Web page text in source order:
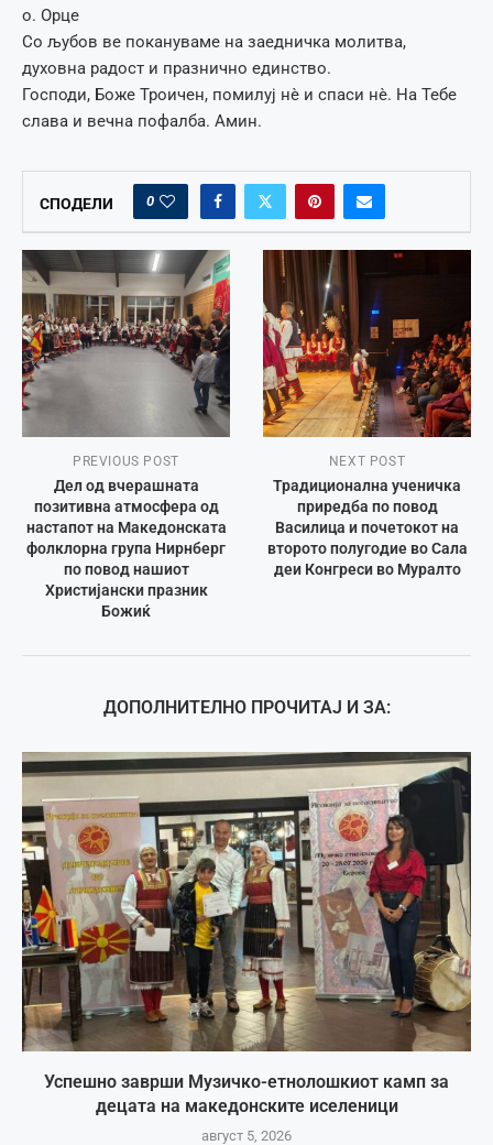
о. Орце
Со љубов ве покануваме на заедничка молитва,
духовна радост и празнично единство.
Господи, Боже Троичен, помилуј нè и спаси нè. На Тебе
слава и вечна пофалба. Амин.
СПОДЕЛИ 0
PREVIOUS POST
Дел од вчерашната
позитивна атмосфера од
настапот на Македонската
фолклорна група Нирнберг
по повод нашиот
Христијански празник
Божиќ
NEXT POST
Традиционална ученичка
приредба по повод
Василица и почетокот на
второто полугодие во Сала
деи Конгреси во Муралто
ДОПОЛНИТЕЛНО ПРОЧИТАЈ И ЗА:
Успешно заврши Музичко-етнолошкиот камп за
децата на македонските иселеници
август 5, 2026